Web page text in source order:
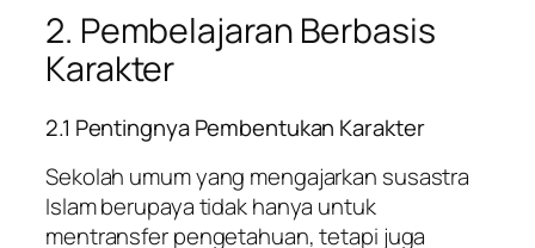
2. Pembelajaran Berbasis
Karakter
2.1 Pentingnya Pembentukan Karakter
Sekolah umum yang mengajarkan susastra
Islam berupaya tidak hanya untuk
mentransfer pengetahuan, tetapi juga